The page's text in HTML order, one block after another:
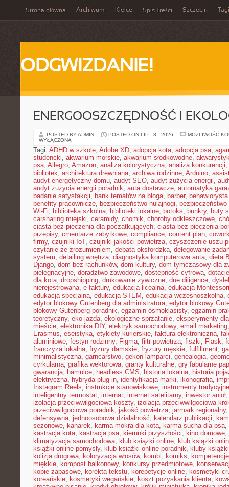
Strona główna Archiwum Kielce Spis Treści Szczecin Tagi
ODGWIZDANIE!
ENERGOOSZCZĘDNOŚĆ I
POSTED BY ADMIN POSTED ON LIP - 8 - 2026
MOŻLIWOŚĆ
WYŁĄCZONA
Tagi: ADHD w szkole, Adobe XD, adopcja kota, adopcja psa,
studencki, akwarium morskie, akwarium słodkowodne,
psa, Allegro, Amazon, analiza kolorystyczna, analiza konkurencji,
bibliotek, architektura drewniana, archiwa rodzinne, Arduino,
audyt energetyczny domu, audyt SEO, audyt zużycia energii,
audyt zużycia energii poradnik, auta dostawcze, automatyka
badanie satysfakcji, bank tematów na bloga, barber,
benefity pracownicze, bezpieczeństwo hulajnogi,
Wi-Fi, biblioteka szkolna, biblioteki lokalne, botoks, bunkry, buty
carsharing miejski, ceramidy, chomik, choroby odkleszczowe,
ciasta bez pieczenia dla początkujących, ciasta bez pieczenia
przepisy, cmentarze zabytkowe, compliance, content plan,
firmy, czujniki IoT, czujniki jakości powietrza, czyszczenie uszu
czytanie ze zrozumieniem, debata oksfordzka, delegowanie
system, detailing wnętrza, diagnostyka komputerowa auta, dieta
Django, dom bez rachunków, dom kultury, dom tymczasowy dla
pielęgnacyjne, doradztwo zawodowe, dostępność cyfrowa,
dla kota, dropshipping, drukowanie żywiczne, due diligence,
nierejestrowana, e-faktury, edukacja licealna, edukacja Montessori
edukacja specjalna, edukacja STEM , edukacja wczesnoszkolna,
edytor blokowy Gutenberg dla administratora, edytor blokowy
blokowy Gutenberg poradnik, egzamin ósmoklasisty, egzamin
teoretyczny, eko jazda, ekologiczne sprzątanie, eksperymenty
mieście, elektronika DIY, elektryk samochodowy, email marketing
Erasmus, eseistyka, etykiety kurierskie, faktura elektroniczna,
aluminiowe, festyn rodzinny, Figma, filtr powietrza, fiszki, Flask,
franczyza lokalna, fryzury damskie, fryzury męskie, fulfillment,
minimalistyczna, garncarstwo, gekon lamparci, genealogia,
cyrkularna, grafika wektorowa, granty kulturalne, gry fabularne
gwarancja, hamulce, headless CMS, historia lokalna, historia
elektryczna, hybryda plug-in, identyfikacja marki, ikonografia,
Instagram Reels, instrukcje stanowiskowe, instrumenty tradycyjne
inteligentny termostat, internat, internet satelitarny, inwestor anioł
izolacja przeciwwilgociowa koszty, izolacja przeciwwilgociowa
przeciwwilgociowa poradnik, jakość powietrza, jarmark regionalny
defensywna, jednoosobowa działalność, kalendarz publikacji,
sezonowe, kanarek, karma mokra dla kota, karma sucha dla psa,
kastracja kota, kastracja psa, kierunki przyszłości, kino domowe,
klimatyzacja samochodowa, klub książki online, klub książki
książki online pomysły, klub książki online poradnik, kluby książki
kolizja drogowa, koloryzacja włosów, kombi, komiks,
miękkie, kompost balkonowy, konkursy przedmiotowe,
kopie zapasowe, korekta tekstu, korepetycje online, kosmetyki
koreańskie, kosmetyki wegańskie, koszt pozyskania klienta,